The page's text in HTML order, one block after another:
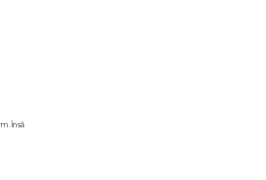
Însă